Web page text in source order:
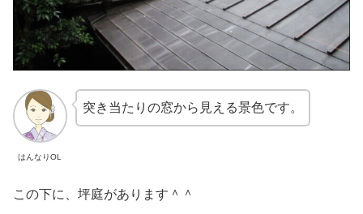
はんなりOL
突き当たりの窓から見える景色です。
この下に、坪庭があります＾＾